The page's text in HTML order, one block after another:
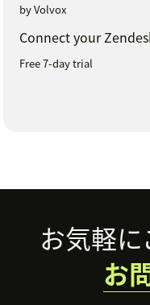
by Volvox
Connect your
Free 7-day trial
Footerお気軽
お